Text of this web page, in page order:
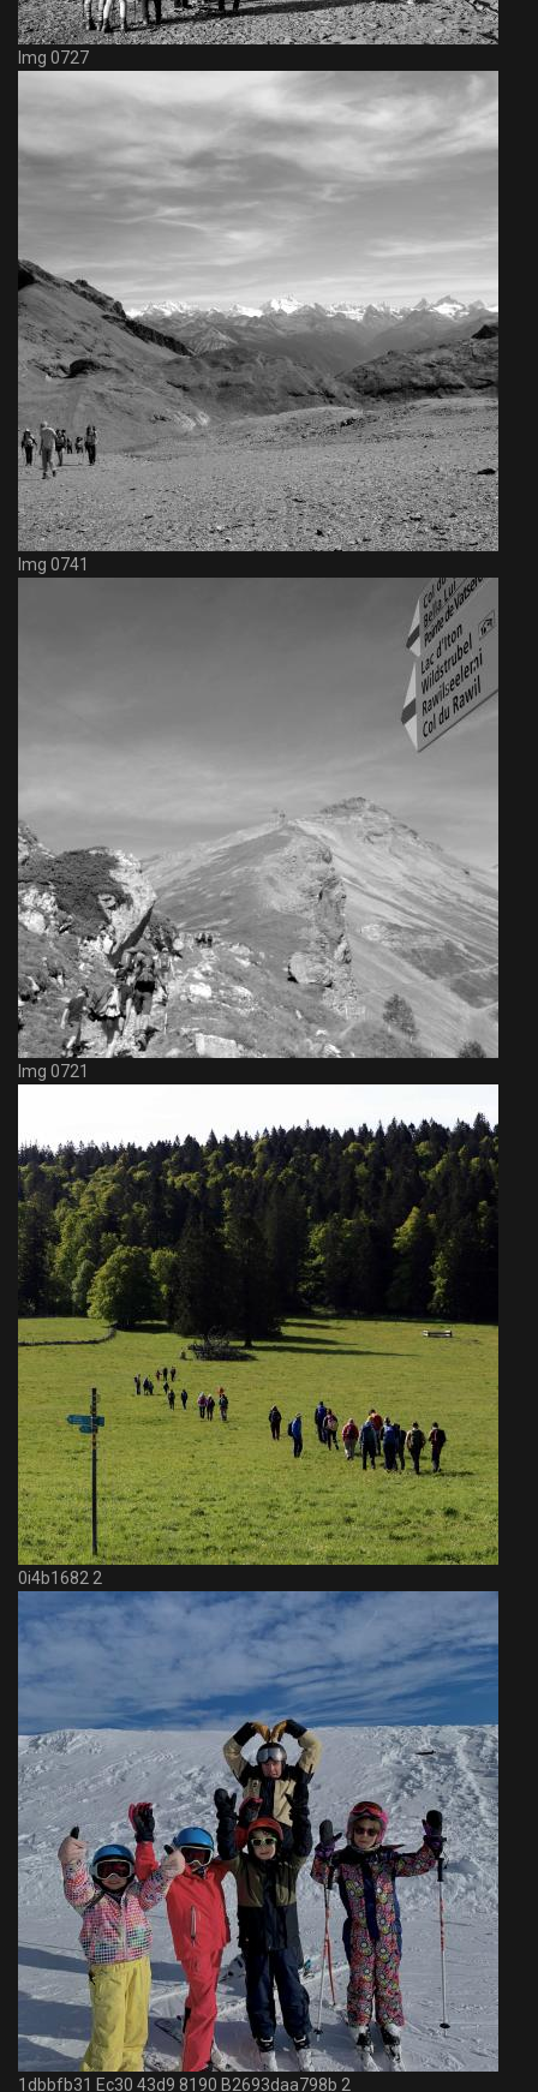
Img 0727
Img 0741
Img 0721
0i4b1682 2
1dbbfb31 Ec30 43d9 8190 B2693daa798b 2